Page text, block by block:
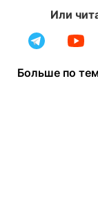
Или
Больше по